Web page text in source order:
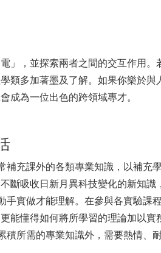
」，並探索兩者之間的交互作用
類多加著墨及了解。如果你樂於
成為一位出色的跨領域專才。
補充課外的各類專業知識，以補充
斷吸收日新月異科技變化的新知識
手實做才能理解。在參與各實驗課
能懂得如何將所學習的理論加以實
積所需的專業知識外，需要熱情、